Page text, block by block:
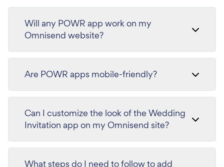
Will any POWR app work on my
Omnisend website?
Are POWR apps mobile-friendly?
Can I customize the look of the Wedding
Invitation app on my Omnisend site?
What steps do I need to follow to add